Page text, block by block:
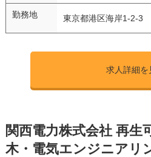
勤務地 東京都港区海岸1-2-3
求人詳細を
関西電力株式会社 再生
木・電気エンジニアリ